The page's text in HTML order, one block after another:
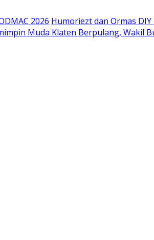
2026 Humoriezt dan Ormas
Muda Klaten Berpulang, Wakil